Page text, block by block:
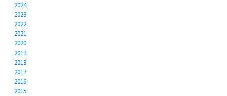
2024
2023
2022
2021
2020
2019
2018
2017
2016
2015